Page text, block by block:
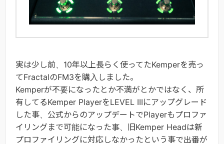
実は少し前、10年以上長らく使ってたKemperを売っ
てFractalのFM3を購入しました。
Kemperが不要になったとか不満がとかではなく、所
有してるKemper PlayerをLEVEL IIIにアップグレード
した事、公式からのアップデートでPlayerもプロファ
イリングまで可能になった事、旧Kemper Headは新
プロファイリングに対応しなかったという事で出番が